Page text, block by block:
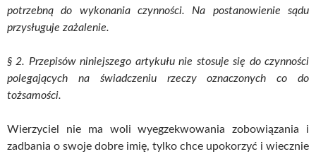
potrzebną do wykonania czynności. Na postanowienie sądu
przysługuje zażalenie.
§ 2. Przepisów niniejszego artykułu nie stosuje się do czynności
polegających na świadczeniu rzeczy oznaczonych co do
tożsamości.
Wierzyciel nie ma woli wyegzekwowania zobowiązania i
zadbania o swoje dobre imię, tylko chce upokorzyć i wiecznie